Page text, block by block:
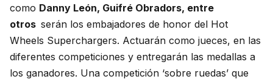
como Danny León, Guifré Obradors, entre
otros serán los embajadores de honor del Hot
Wheels Superchargers. Actuarán como jueces, en las
diferentes competiciones y entregarán las medallas a
los ganadores. Una competición ‘sobre ruedas’ que